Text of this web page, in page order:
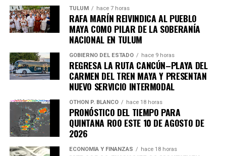
Recibe las noticias al instante
Únete al canal oficial de WhatsApp de
Quinto Podery recibe las noticias más
importantes de Quintana Roo directamente
en tu teléfono.
TULUM hace 7 horas
RAFA MARÍN REIVINDICA AL PUEBLO
MAYA COMO PILAR DE LA SOBERANÍA
NACIONAL EN TULUM
GOBIERNO DEL ESTADO hace 9 horas
REGRESA LA RUTA CANCÚN–PLAYA DEL
CARMEN DEL TREN MAYA Y PRESENTAN
NUEVO SERVICIO INTERMODAL
OTHON P. BLANCO hace 18 horas
PRONÓSTICO DEL TIEMPO PARA
QUINTANA ROO ESTE 10 DE AGOSTO DE
2026
ECONOMÍA Y FINANZAS hace 18 horas